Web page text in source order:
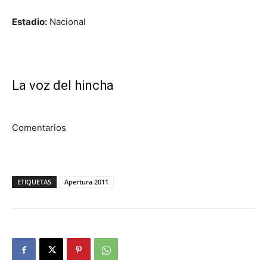
Estadio: Nacional
La voz del hincha
Comentarios
ETIQUETAS Apertura 2011